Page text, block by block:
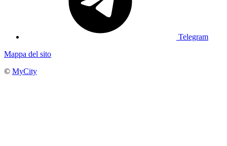
Telegram
Mappa del sito
© MyCity